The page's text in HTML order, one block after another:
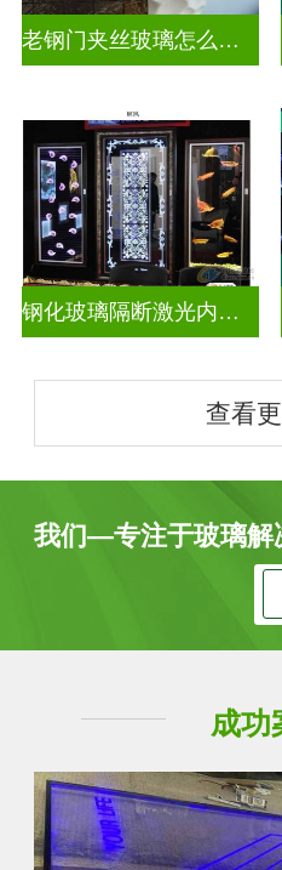
老钢门夹丝玻璃怎么修复
钢化玻璃隔断激光内雕护栏玻璃
查看
我们—专注于玻璃解
成功